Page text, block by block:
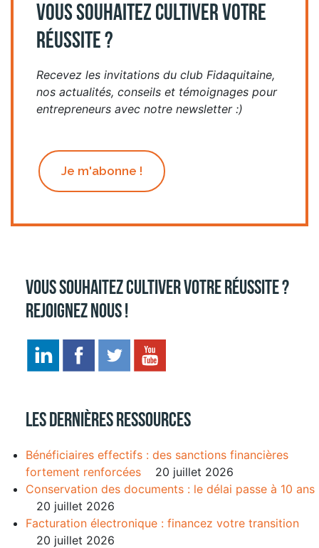
VOUS SOUHAITEZ CULTIVER VOTRE
RÉUSSITE ?
Recevez les invitations du club Fidaquitaine,
nos actualités, conseils et témoignages pour
entrepreneurs avec notre newsletter :)
Je m'abonne !
Vous souhaitez cultiver votre réussite ?
Rejoignez nous !
Les dernières ressources
Bénéficiaires effectifs : des sanctions financières
fortement renforcées
20 juillet 2026
Conservation des documents : le délai passe à 10 ans
20 juillet 2026
Facturation électronique : financez votre transition
20 juillet 2026